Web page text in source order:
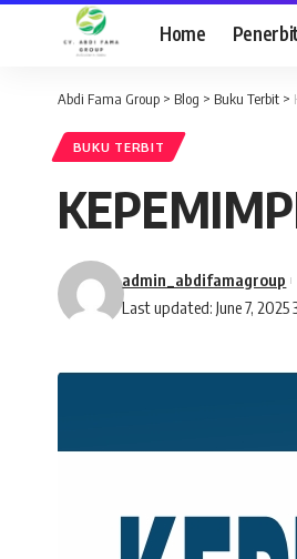
Home
Abdi Fama Group > Blog > Buku Terbit >
BUKU TERBIT
Last updated: June 7, 2025
admin_abdifamagroup